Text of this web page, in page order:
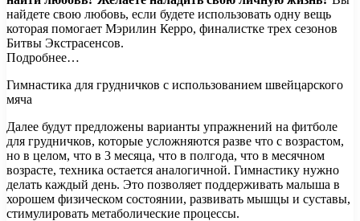
найдете свою любовь, если будете использовать одну вещь
которая помогает Мэрилин Керро, финалистке трех сезонов
Битвы Экстрасенсов.
Подробнее…
Гимнастика для грудничков с использованием швейцарского
мяча
Далее будут предложены варианты упражнений на фитболе
для грудничков, которые усложняются разве что с возрастом,
но в целом, что в 3 месяца, что в полгода, что в месячном
возрасте, техника остается аналогичной. Гимнастику нужно
делать каждый день. Это позволяет поддерживать малыша в
хорошем физическом состоянии, развивать мышцы и суставы,
стимулировать метаболические процессы.